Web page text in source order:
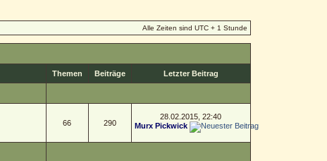
Alle Zeiten sind UTC + 1 Stunde
Themen Beiträge Letzter Beitrag
66 290
28.02.2015, 22:40
Murx Pickwick